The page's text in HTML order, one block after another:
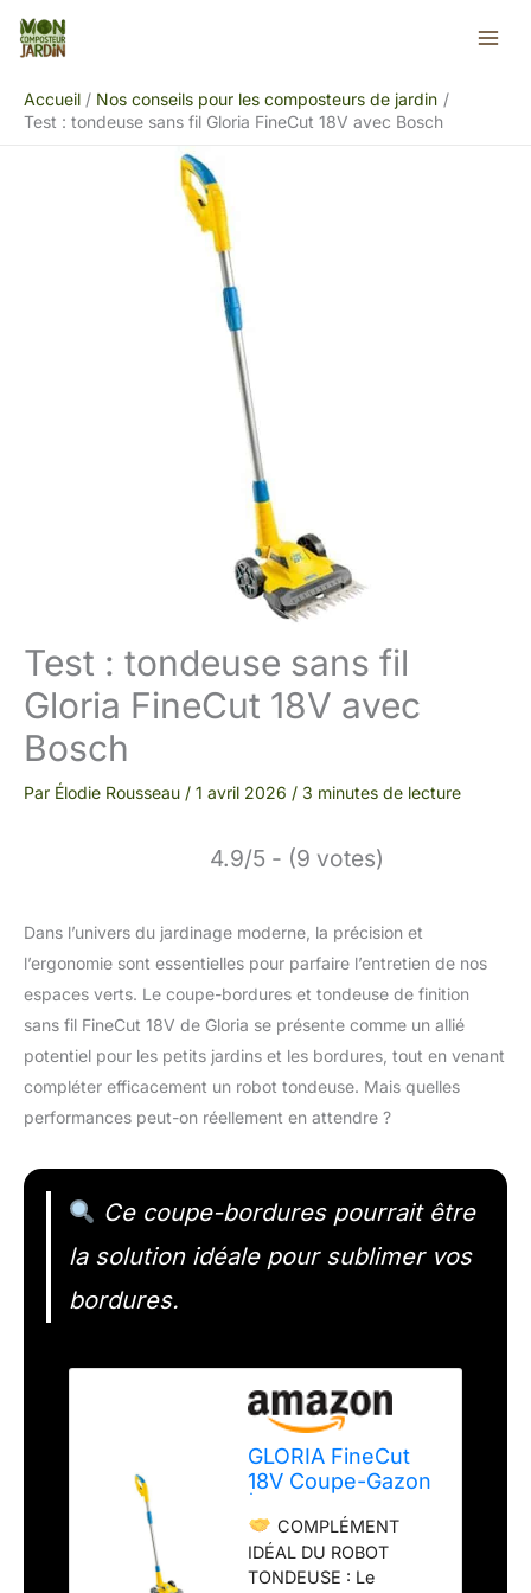
Aller
Accueil
Nos conseils pour les composteurs de jardin
Test : tondeuse sans fil Gloria FineCut 18V avec Bosch
Test : tondeuse sans fil
Gloria FineCut 18V avec
Bosch
Par Élodie Rousseau / 1 avril 2026 / 3 minutes de lecture
4.9/5 - (9 votes)
Dans l’univers du jardinage moderne, la précision et
l’ergonomie sont essentielles pour parfaire l’entretien de nos
espaces verts. Le coupe-bordures et tondeuse de finition
sans fil FineCut 18V de Gloria se présente comme un allié
potentiel pour les petits jardins et les bordures, tout en venant
compléter efficacement un robot tondeuse. Mais quelles
performances peut-on réellement en attendre ?
Ce coupe-bordures pourrait être
la solution idéale pour sublimer vos
bordures.
GLORIA FineCut
18V Coupe-Gazon
Batterie Bosch 18V
(Outil Seul)
COMPLÉMENT
IDÉAL DU ROBOT
TONDEUSE : Le
Rechercher